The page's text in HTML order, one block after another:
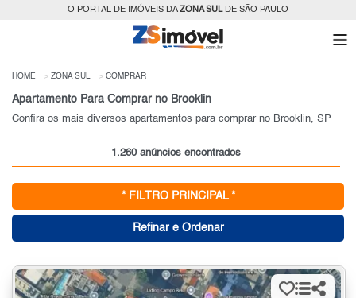
O PORTAL DE IMÓVEIS DAZONA SULDE SÃO PAULO
HOME ZONA SUL COMPRAR
Apartamento Para Comprar no Brooklin
Confira os mais diversos apartamentos para comprar no Brooklin, SP
1.260 anúncios encontrados
* FILTRO PRINCIPAL *
Refinar e Ordenar